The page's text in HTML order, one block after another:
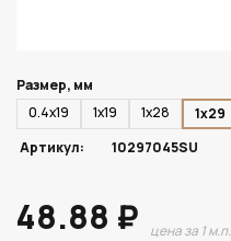
Размер, мм
0.4х19
1х19 1х28 1х29
Артикул:
10297045SU
48.88 ₽ цена за 1 м.п.